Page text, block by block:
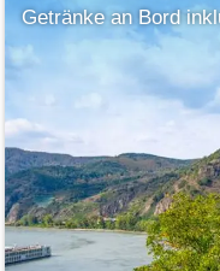
Getränke an Bord